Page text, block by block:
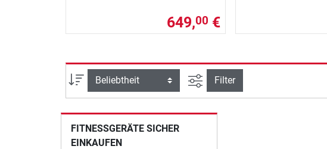
649,00 €
Sortierung Ansicht filtern
Filter
FITNESSGERÄTE SICHER
EINKAUFEN